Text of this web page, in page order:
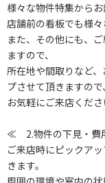
様々な物件特集からお
店舗前の看板でも様々
また、その他にも、
ますので、
所在地や間取りなど
プさせて頂きますので、
お気軽にご来店くださ
≪ 2.物件の下見・
ご来店時にピックア
きます。